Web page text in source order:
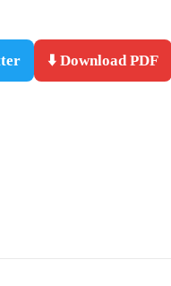
⬇️ Download PDF